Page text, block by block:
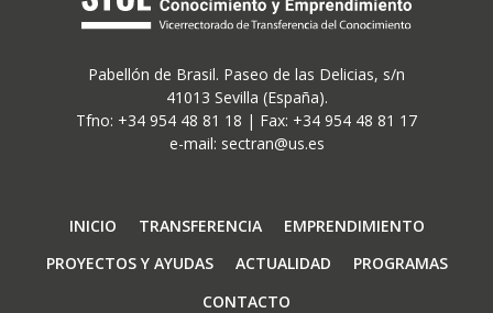
Pabellón de Brasil. Paseo de las Delicias, s/n
41013 Sevilla (España).
Tfno: +34 954 48 81 18 | Fax: +34 954 48 81 17
e-mail: sectran@us.es
Navegación
principal
INICIO TRANSFERENCIA
EMPRENDIMIENTO
PROYECTOS Y AYUDAS
ACTUALIDAD
PROGRAMAS
CONTACTO